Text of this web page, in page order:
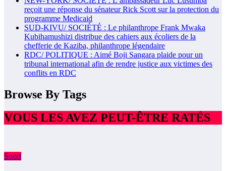
reçoit une réponse du sénateur Rick Scott sur la protection du
programme Medicaid
SUD-KIVU/ SOCIÉTÉ : Le philanthrope Frank Mwaka
Kubihamushizi distribue des cahiers aux écoliers de la
chefferie de Kaziba, philanthrope légendaire
RDC/ POLITIQUE : Aimé Boji Sangara plaide pour un
tribunal international afin de rendre justice aux victimes des
conflits en RDC
Browse By Tags
VOUS LES AVEZ PEUT-ÊTRE RATÉS
Sport